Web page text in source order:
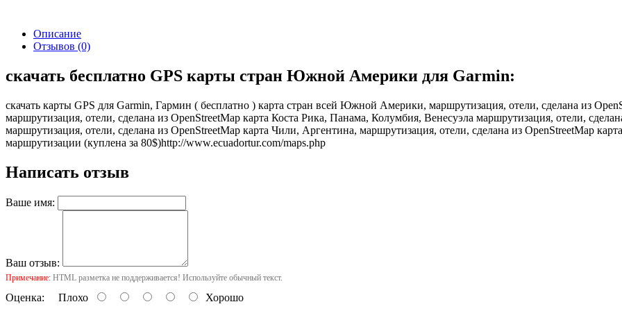
Описание
Отзывов (0)
скачать бесплатно GPS карты стран Южной Америки для Garmin:
скачать карты GPS для Garmin, Гармин ( бесплатно ) карта стран всей Южной Америки, маршрутизация, отели, сделана из
маршрутизация, отели, сделана из OpenStreetMap карта Коста Рика, Панама, Колумбия, Венесуэла маршрутизация, отели,
маршрутизация, отели, сделана из OpenStreetMap карта Чили, Аргентина, маршрутизация, отели, сделана из OpenStreetMap
маршрутизации (куплена за 80$)http://www.ecuadortur.com/maps.php
Написать отзыв
Ваше имя:
Ваш отзыв:
Примечание: HTML разметка не поддерживается! Используйте обычный текст.
Оценка: Плохо Хорошо